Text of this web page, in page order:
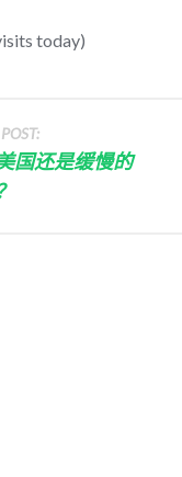
today)
国还是缓慢的